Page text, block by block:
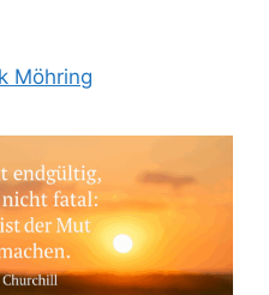
Möhring